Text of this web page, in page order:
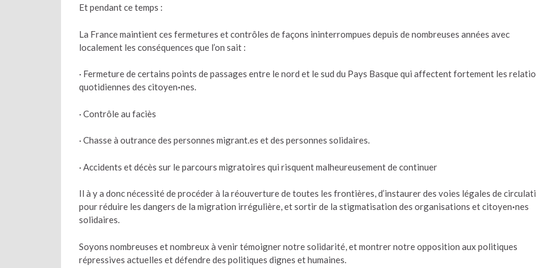
Et pendant ce temps :
La France maintient ces fermetures et contrôles de façons ininterrompues depuis de nombreuses années avec
localement les conséquences que l’on sait :
· Fermeture de certains points de passages entre le nord et le sud du Pays Basque qui affectent fortement les
quotidiennes des citoyen·nes.
· Contrôle au faciès
· Chasse à outrance des personnes migrant.es et des personnes solidaires.
· Accidents et décès sur le parcours migratoires qui risquent malheureusement de continuer
Il à y a donc nécessité de procéder à la réouverture de toutes les frontières, d’instaurer des voies légales de
pour réduire les dangers de la migration irrégulière, et sortir de la stigmatisation des organisations et citoyen·nes
solidaires.
Soyons nombreuses et nombreux à venir témoigner notre solidarité, et montrer notre opposition aux politiques
répressives actuelles et défendre des politiques dignes et humaines.